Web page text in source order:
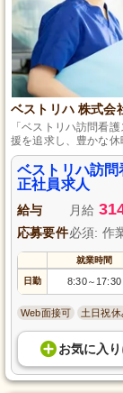
ベストリハ 株式会
「ベストリハ訪問看
援を追求し、豊かな休
ベストリハ訪
正社員求人
給与 月給
応募要件必須: 作
就業時間
日勤 8:30～ 17:30
Web面接可 土日祝休
お気に入り